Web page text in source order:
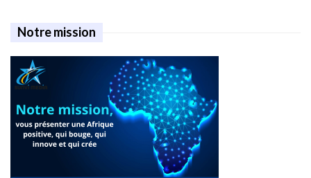
Notre mission